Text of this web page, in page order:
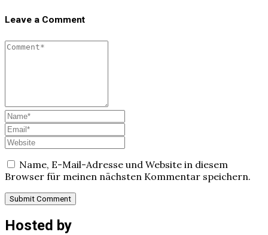
Leave a Comment
Name, E-Mail-Adresse und Website in diesem
Browser für meinen nächsten Kommentar speichern.
Hosted by